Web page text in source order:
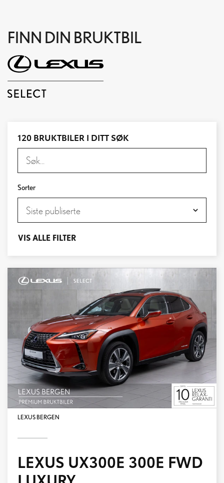
FINN DIN BRUKTBIL
120 BRUKTBILER I DITT SØK
Sorter
VIS ALLE FILTER
LEXUS BERGEN
LEXUS UX300E 300E FWD